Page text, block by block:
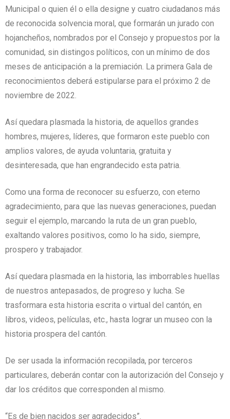
Municipal o quien él o ella designe y cuatro ciudadanos más
de reconocida solvencia moral, que formarán un jurado con
hojancheños, nombrados por el Consejo y propuestos por la
comunidad, sin distingos políticos, con un mínimo de dos
meses de anticipación a la premiación. La primera Gala de
reconocimientos deberá estipularse para el próximo 2 de
noviembre de 2022.
Así quedara plasmada la historia, de aquellos grandes
hombres, mujeres, líderes, que formaron este pueblo con
amplios valores, de ayuda voluntaria, gratuita y
desinteresada, que han engrandecido esta patria.
Como una forma de reconocer su esfuerzo, con eterno
agradecimiento, para que las nuevas generaciones, puedan
seguir el ejemplo, marcando la ruta de un gran pueblo,
exaltando valores positivos, como lo ha sido, siempre,
prospero y trabajador.
Así quedara plasmada en la historia, las imborrables huellas
de nuestros antepasados, de progreso y lucha. Se
trasformara esta historia escrita o virtual del cantón, en
libros, videos, películas, etc., hasta lograr un museo con la
historia prospera del cantón.
De ser usada la información recopilada, por terceros
particulares, deberán contar con la autorización del Consejo y
dar los créditos que corresponden al mismo.
“Es de bien nacidos ser agradecidos”.